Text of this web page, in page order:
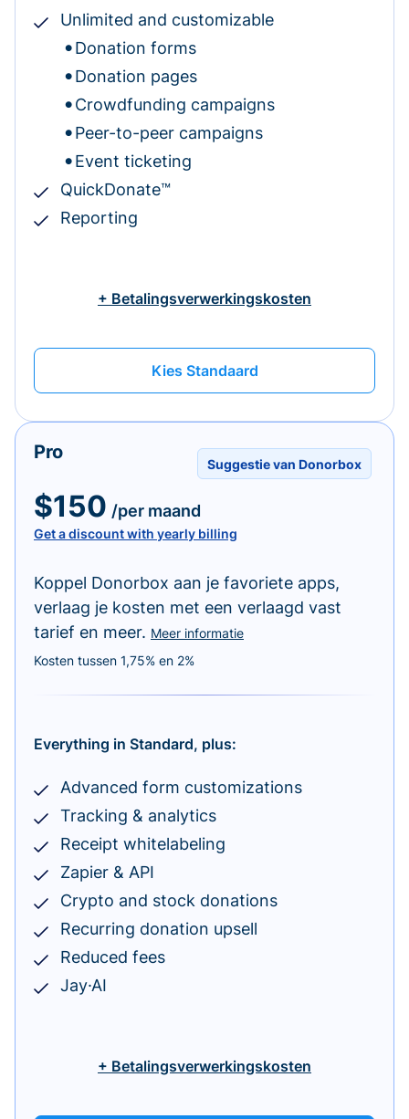
Unlimited and customizable
Donation forms
Donation pages
Crowdfunding campaigns
Peer-to-peer campaigns
Event ticketing
QuickDonate™
Reporting
+ Betalingsverwerkingskosten
Kies Standaard
Suggestie van Donorbox
Pro
$150 /per maand
Get a discount with yearly billing
Koppel Donorbox aan je favoriete apps,
verlaag je kosten met een verlaagd vast
tarief en meer. Meer informatie
Kosten tussen 1,75% en 2%
Everything in Standard, plus:
Advanced form customizations
Tracking & analytics
Receipt whitelabeling
Zapier & API
Crypto and stock donations
Recurring donation upsell
Reduced fees
Jay·AI
+ Betalingsverwerkingskosten